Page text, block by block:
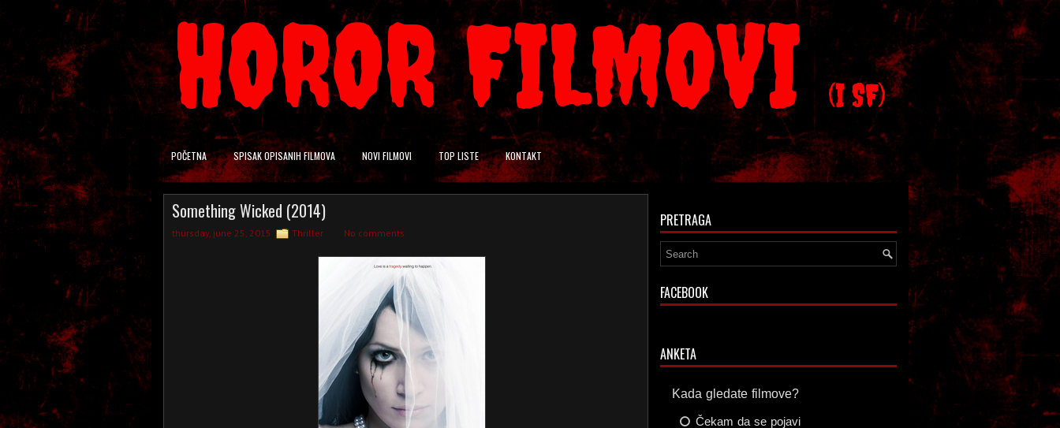
HOROR FILMOVI(I SF)
POČETNA SPISAK OPISANIH FILMOVA NOVI FILMOVI TOP LISTE KONTAKT
Something Wicked (2014)
thursday, june 25, 2015 Thriller No comments
PRETRAGA
FACEBOOK
ANKETA